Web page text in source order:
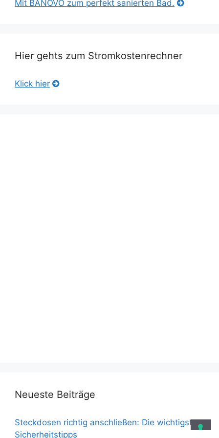
Mit BANOVO zum perfekt sanierten Bad.
Hier gehts zum Stromkostenrechner
Klick hier
Neueste Beiträge
Steckdosen richtig anschließen: Die wichtigsten
Sicherheitstipps